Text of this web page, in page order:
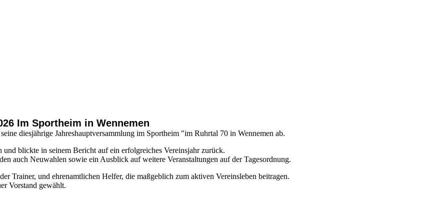
Im Sportheim in Wennemen
diesjährige Jahreshauptversammlung im Sportheim "im Ruhrtal 70 in Wennemen ab.
blickte in seinem Bericht auf ein erfolgreiches Vereinsjahr zurück.
auch Neuwahlen sowie ein Ausblick auf weitere Veranstaltungen auf der Tagesordnung.
Trainer, und ehrenamtlichen Helfer, die maßgeblich zum aktiven Vereinsleben beitragen.
Vorstand gewählt.